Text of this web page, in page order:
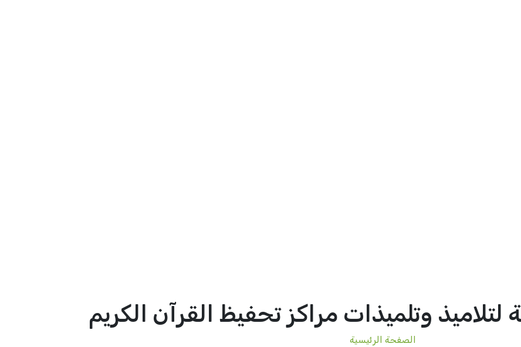
لتلاميذ وتلميذات مراكز تحفيظ القرآن الكريم
الصفحة الرئيسية